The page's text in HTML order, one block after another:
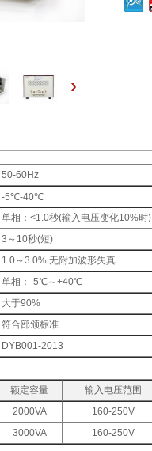
50-60Hz
-5℃-40℃
单相：<1.0秒(输入电压变化10%时)
3～10秒(短)
1.0～3.0% 无附加波形失真
单相：-5℃～+40℃
大于90%
符合部颁标准
DYB001-2013
额定容量 输入电压范围
2000VA 160-250V
3000VA 160-250V